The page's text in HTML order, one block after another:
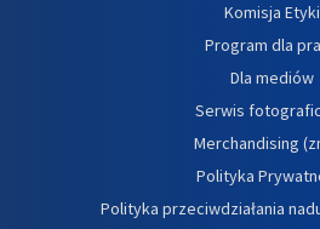
Komisja Etyki
Program dla
Dla mediów
Serwis
Merchandising
Polityka
Polityka przeciwdziałania